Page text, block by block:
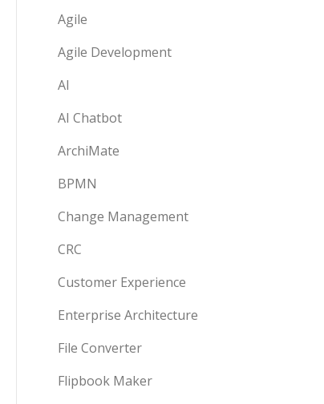
Agile
Agile Development
AI
AI Chatbot
ArchiMate
BPMN
Change Management
CRC
Customer Experience
Enterprise Architecture
File Converter
Flipbook Maker